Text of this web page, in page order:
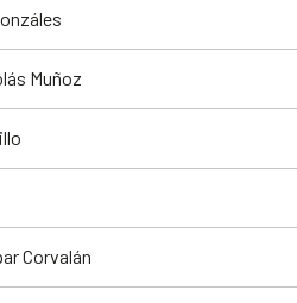
Muñoz
Corvalán